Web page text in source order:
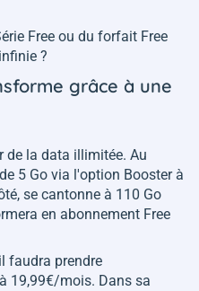
Free ou du forfait Free
?
grâce à une
de la data illimitée. Au
5 Go via l'option Booster à
se cantonne à 110 Go
en abonnement Free
faudra prendre
19,99€/mois. Dans sa